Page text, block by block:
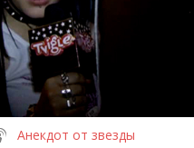
Анекдот от звезды